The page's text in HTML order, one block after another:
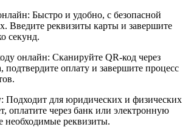
Быстро и удобно, с безопасной
Введите реквизиты карты и завершите
секунд.
онлайн: Сканируйте QR-код через
подтвердите оплату и завершите процесс
Подходит для юридических и физических
оплатите через банк или электронную
необходимые реквизиты.